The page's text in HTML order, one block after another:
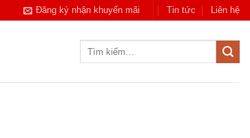
Đăng ký nhận khuyến mãi Tin tức Liên hệ